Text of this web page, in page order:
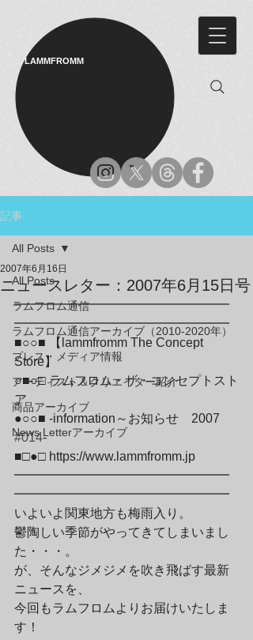
LAMMFROMM​
記事
All Posts
ラムフロム通信
ラムフロム通信アーカイブ（2010-2020年）
プレス・メディア情報
アーティスト＆クリエイター紹介
商品アーカイブ
News Letterアーカイブ
All Posts
ニュースレター：2007年6月15日号
2007年6月16日
━━━━━━━━━━━━━━━━━
━━━━━━━━━━━━━━━━━
■○○■ 【lammfromm The Concept
Store】
○■○□ ラムフロム・ザ・コンセプトスト
ア
●○○■ -information～お知らせ　2007
#014-
■□●□ https://www.lammfromm.jp
━━━━━━━━━━━━━━━━━
━━━━━━━━━━━━━━━━━
いよいよ関東地方も梅雨入り。
鬱陶しい季節がやってきてしまいまし
た・・・。
が、そんなジメジメを吹き飛ばす最新
ニュースを、
今回もラムフロムよりお届けいたしま
す！